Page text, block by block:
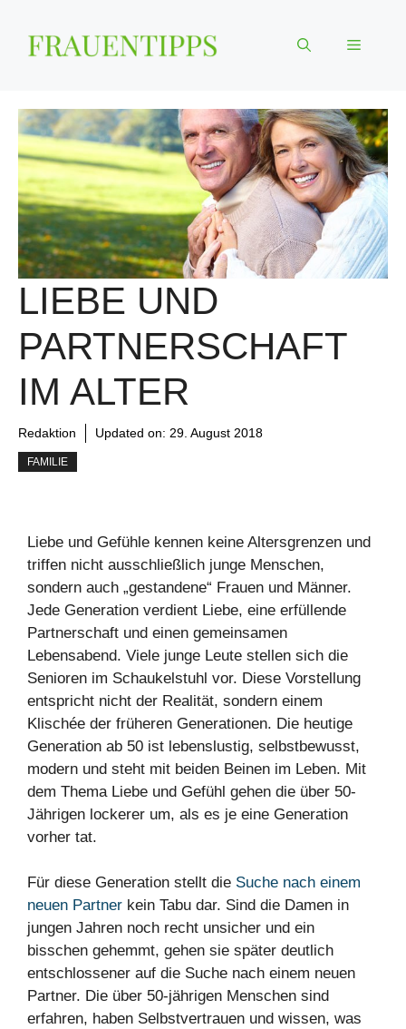
Inhalt
springen
Menü
LIEBE UND
PARTNERSCHAFT
IM ALTER
Redaktion Updated on: 29. August 2018
FAMILIE
Liebe und Gefühle kennen keine Altersgrenzen und
triffen nicht ausschließlich junge Menschen,
sondern auch „gestandene“ Frauen und Männer.
Jede Generation verdient Liebe, eine erfüllende
Partnerschaft und einen gemeinsamen
Lebensabend. Viele junge Leute stellen sich die
Senioren im Schaukelstuhl vor. Diese Vorstellung
entspricht nicht der Realität, sondern einem
Klischée der früheren Generationen. Die heutige
Generation ab 50 ist lebenslustig, selbstbewusst,
modern und steht mit beiden Beinen im Leben. Mit
dem Thema Liebe und Gefühl gehen die über 50-
Jährigen lockerer um, als es je eine Generation
vorher tat.
Für diese Generation stellt die Suche nach einem
neuen Partner kein Tabu dar. Sind die Damen in
jungen Jahren noch recht unsicher und ein
bisschen gehemmt, gehen sie später deutlich
entschlossener auf die Suche nach einem neuen
Partner. Die über 50-jährigen Menschen sind
erfahren, haben Selbstvertrauen und wissen, was